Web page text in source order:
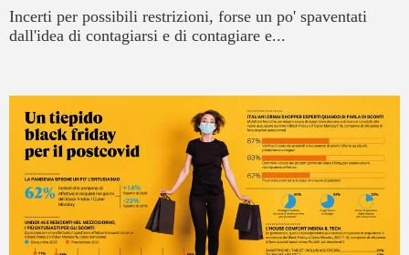
Incerti per possibili restrizioni, forse un po' spaventati
dall'idea di contagiarsi e di contagiare e...